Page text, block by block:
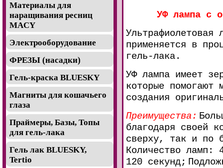
Материалы для
наращивания ресниц
MACY
Электрооборудование
ФРЕЗЫ (насадки)
Гель-краска BLUESKY
Магниты для кошачьего
глаза
Праймеры, Базы, Топы
для гель-лака
Гель лак BLUESKY,
Tertio
УФ лампа с
применяется в
гель-лака.
УФ лампа имеет
которые помогают
создания
Преимущества:
благодаря своей
сверху, так и по
Количество
120 секунд;